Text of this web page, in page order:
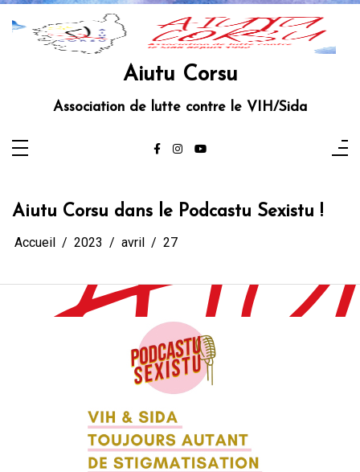
Aller
contenu
Aiutu Corsu
Association de lutte contre le VIH/Sida
Aiutu Corsu dans le Podcastu Sexistu !
Accueil 2023 avril 27